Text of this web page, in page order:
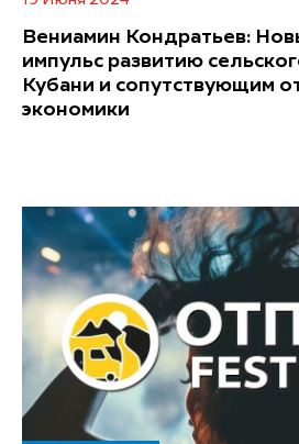
Вениамин Кондратьев:
импульс развитию
Кубани и сопутствующим
экономики